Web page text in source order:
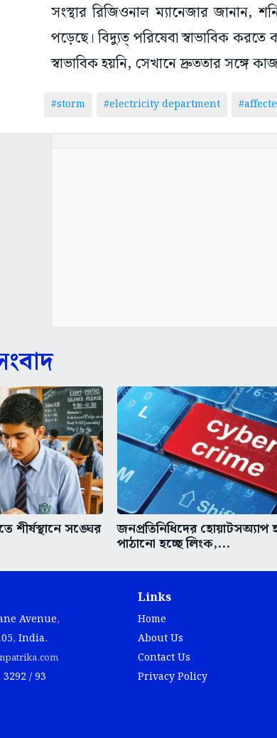
সংস্থার রিজিওনাল ম্যানেজার জানান,
পড়েছে। বিদ্যুত্ পরিষেবা স্বাভাবিক
স্বাভাবিক হয়নি, সেখানে দ্রুততার সঙ্গে
#storm #electricity department
শীর্ষস্থানে সঙ্ঘের জনপ্রতিনিধিদের হোয়াটসঅ্যাপ
পাঠানো হচ্ছে লিংক,...
Avenue,
India.
/ 93
Links
Home
About Us
Contact Us
Privacy Policy